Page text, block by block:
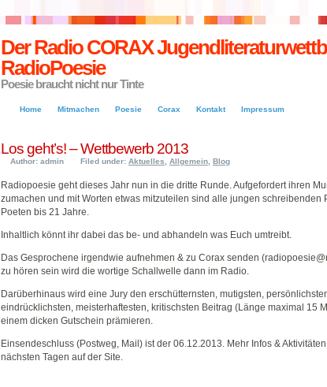
Der Radio CORAX
RadioPoesie
Poesie braucht nicht nur Tinte
Home Mitmachen Poesie Corax Kontakt Impressum
Los geht’s! – Wettbewerb 2013
Author: admin Filed under: Aktuelles Allgemein Blog
Radiopoesie geht dieses Jahr nun in die dritte Runde. Aufgefordert ihren
zumachen und mit Worten etwas mitzuteilen sind alle jungen schreibenden
Poeten bis 21 Jahre.
Inhaltlich könnt ihr dabei das be- und abhandeln was Euch umtreibt.
Das Gesprochene irgendwie aufnehmen & zu Corax senden
zu hören sein wird die wortige Schallwelle dann im Radio.
Darüberhinaus wird eine Jury den erschütternsten, mutigsten,
eindrücklichsten, meisterhaftesten, kritischsten Beitrag (Länge maximal 15
einem dicken Gutschein prämieren.
Einsendeschluss (Postweg, Mail) ist der 06.12.2013. Mehr Infos &
nächsten Tagen auf der Site.